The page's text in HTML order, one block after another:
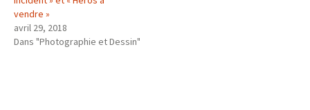
vendre »
avril 29, 2018
Dans "Photographie et Dessin"